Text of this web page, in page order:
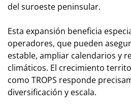
del suroeste peninsular.
Esta expansión beneficia
operadores, que pueden
estable, ampliar calendarios y
climáticos. El crecimiento
como TROPS responde
diversificación y escala.